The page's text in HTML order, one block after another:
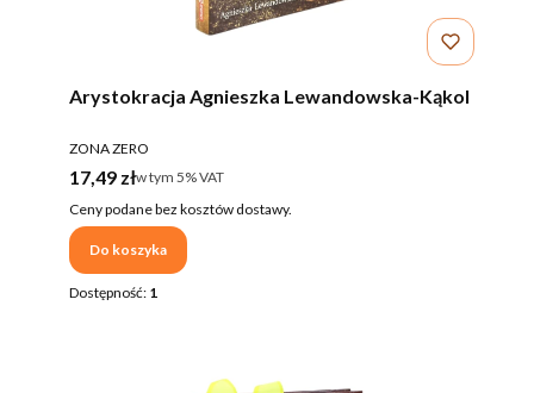
Arystokracja Agnieszka Lewandowska-Kąkol
PRODUCENT
ZONA ZERO
Cena brutto
17,49 złw tym %s VAT
w tym 5%VAT
Ceny podane bez kosztów dostawy.
Do koszyka
Dostępność: 1